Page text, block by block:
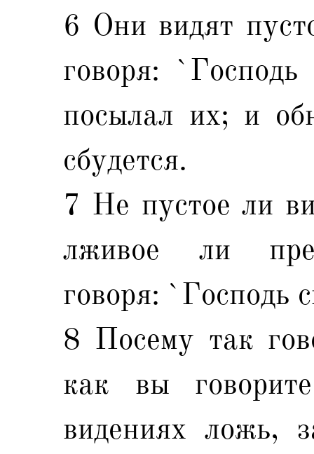
6 Они видят
говоря:
посылал их; и
сбудется.
7 Не пустое ли
лживое ли
говоря: `Господь
8 Посему так
как вы
видениях